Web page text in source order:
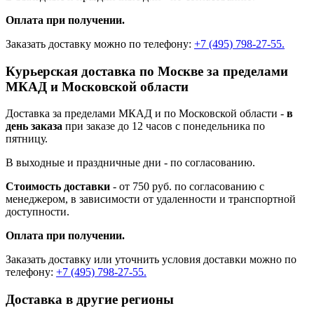
Оплата при получении.
Заказать доставку можно по телефону: +7 (495) 798-27-55.
Курьерская доставка по Москве за пределами
МКАД и Московской области
Доставка за пределами МКАД и по Московской области - в
день заказа при заказе до 12 часов с понедельника по
пятницу.
В выходные и праздничные дни - по согласованию.
Стоимость доставки - от 750 руб. по согласованию с
менеджером, в зависимости от удаленности и транспортной
доступности.
Оплата при получении.
Заказать доставку или уточнить условия доставки можно по
телефону: +7 (495) 798-27-55.
Доставка в другие регионы